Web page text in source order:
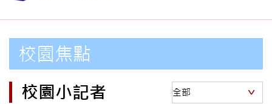
校園焦點
校園小記者